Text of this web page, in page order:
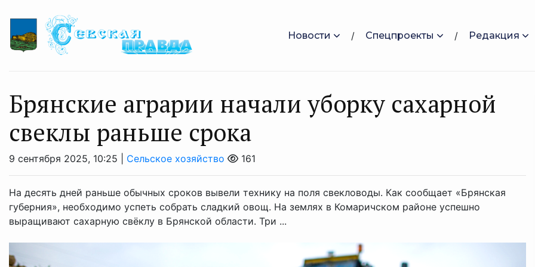
Новости Спецпроекты Редакция
Брянские аграрии начали уборку сахарной
свеклы раньше срока
9 сентября 2025, 10:25 | Сельское хозяйство 161
На десять дней раньше обычных сроков вывели технику на поля свекловоды. Как сообщает «Брянская
губерния», необходимо успеть собрать сладкий овощ. На землях в Комаричском районе успешно
выращивают сахарную свёклу в Брянской области. Три ...